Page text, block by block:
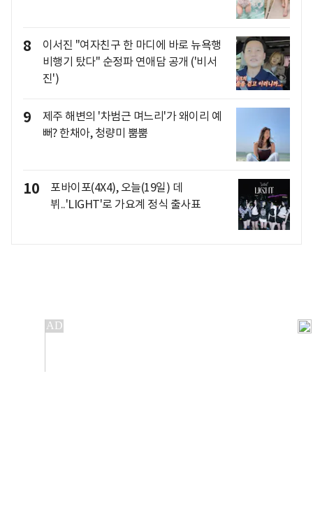
8
이서진 "여자친구 한 마디에 바로 뉴욕행
비행기 탔다" 순정파 연애담 공개 ('비서
진')
9
제주 해변의 '차범근 며느리'가 왜이리 예
뻐? 한채아, 청량미 뿜뿜
10
포바이포(4X4), 오늘(19일) 데
뷔..'LIGHT'로 가요계 정식 출사표